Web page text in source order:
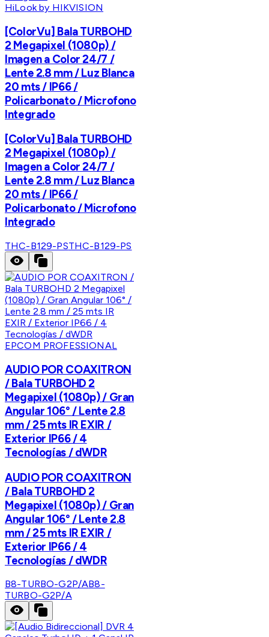
HiLook by HIKVISION
[ColorVu] Bala TURBOHD
2 Megapixel (1080p) /
Imagen a Color 24/7 /
Lente 2.8 mm / Luz Blanca
20 mts / IP66 /
Policarbonato / Microfono
Integrado
[ColorVu] Bala TURBOHD
2 Megapixel (1080p) /
Imagen a Color 24/7 /
Lente 2.8 mm / Luz Blanca
20 mts / IP66 /
Policarbonato / Microfono
Integrado
THC-B129-PSTHC-B129-PS
EPCOM PROFESSIONAL
AUDIO POR COAXITRON
/ Bala TURBOHD 2
Megapixel (1080p) / Gran
Angular 106° / Lente 2.8
mm / 25 mts IR EXIR /
Exterior IP66 / 4
Tecnologías / dWDR
AUDIO POR COAXITRON
/ Bala TURBOHD 2
Megapixel (1080p) / Gran
Angular 106° / Lente 2.8
mm / 25 mts IR EXIR /
Exterior IP66 / 4
Tecnologías / dWDR
B8-TURBO-G2P/AB8-
TURBO-G2P/A